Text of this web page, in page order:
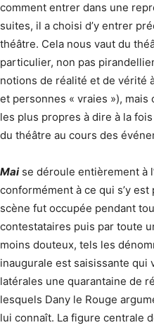
comment entrer dans une
suites, il a choisi d’y entrer
théâtre. Cela nous vaut du
particulier, non pas
notions de réalité et de vérité
et personnes « vraies »),
les plus propres à dire à la
du théâtre au cours des
Maise déroule entièrement à
conformément à ce qui s’y
scène fut occupée pendant
contestataires puis par toute
moins douteux, tels les
inaugurale est saisissante
latérales une quarantaine de
lesquels Dany le Rouge
lui connaît. La figure centrale